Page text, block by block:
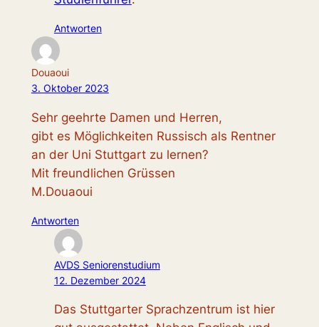
Antworten
Douaoui
3. Oktober 2023
Sehr geehrte Damen und Herren,
gibt es Möglichkeiten Russisch als Rentner
an der Uni Stuttgart zu lernen?
Mit freundlichen Grüssen
M.Douaoui
Antworten
AVDS Seniorenstudium
12. Dezember 2024
Das Stuttgarter Sprachzentrum ist hier